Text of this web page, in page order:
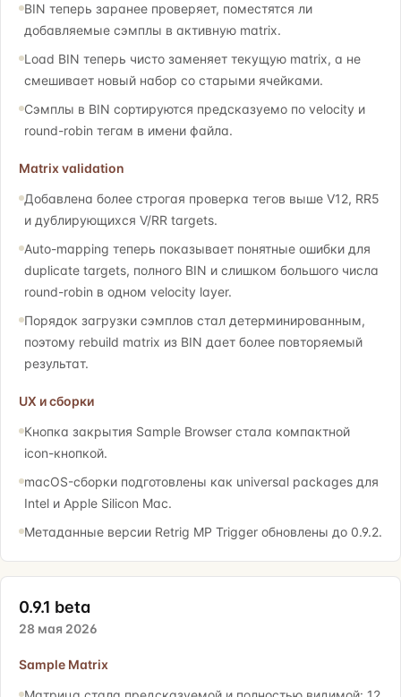
BIN теперь заранее проверяет, поместятся ли
добавляемые сэмплы в активную matrix.
Load BIN теперь чисто заменяет текущую matrix, а не
смешивает новый набор со старыми ячейками.
Сэмплы в BIN сортируются предсказуемо по velocity и
round-robin тегам в имени файла.
Matrix validation
Добавлена более строгая проверка тегов выше V12, RR5
и дублирующихся V/RR targets.
Auto-mapping теперь показывает понятные ошибки для
duplicate targets, полного BIN и слишком большого числа
round-robin в одном velocity layer.
Порядок загрузки сэмплов стал детерминированным,
поэтому rebuild matrix из BIN дает более повторяемый
результат.
UX и сборки
Кнопка закрытия Sample Browser стала компактной
icon-кнопкой.
macOS-сборки подготовлены как universal packages для
Intel и Apple Silicon Mac.
Метаданные версии Retrig MP Trigger обновлены до 0.9.2.
0.9.1 beta
28 мая 2026
Sample Matrix